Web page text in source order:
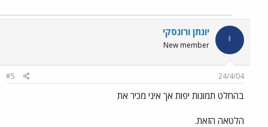
י יונתן ורונסקי
New member
24/4/04
#5
בהחלט תמונות יפות אך איני מכיר את
הלטאה הזאת.